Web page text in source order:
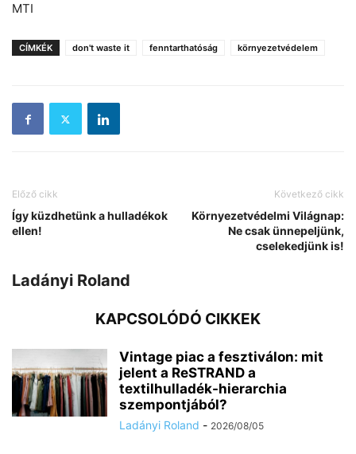
MTI
CÍMKÉK don't waste it fenntarthatóság környezetvédelem
Előző cikk
Így küzdhetünk a hulladékok
ellen!
Következő cikk
Környezetvédelmi Világnap:
Ne csak ünnepeljünk,
cselekedjünk is!
Ladányi Roland
KAPCSOLÓDÓ CIKKEK
Vintage piac a fesztiválon: mit
jelent a ReSTRAND a
textilhulladék-hierarchia
szempontjából?
Ladányi Roland - 2026/08/05